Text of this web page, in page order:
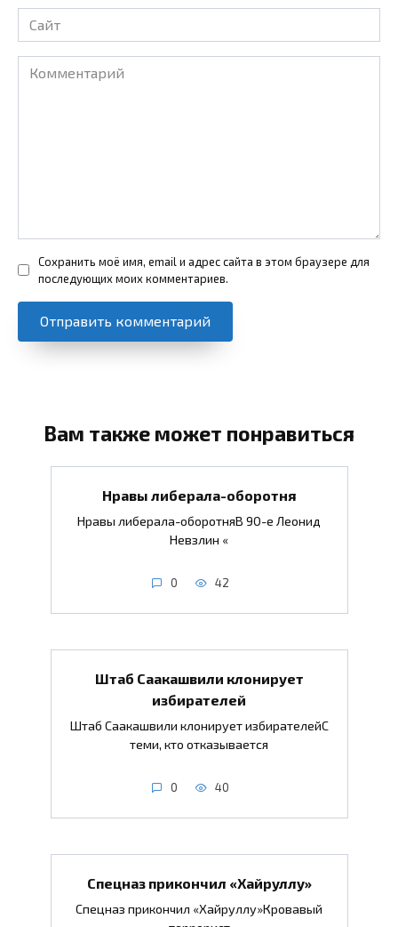
Сайт
Комментарий
Сохранить моё имя, email и адрес сайта в этом браузере для
последующих моих комментариев.
Вам также может понравиться
Нравы либерала-оборотня
Нравы либерала-оборотняВ 90-е Леонид
Невзлин «
0 42
Штаб Саакашвили клонирует
избирателей
Штаб Саакашвили клонирует избирателейС
теми, кто отказывается
0 40
Спецназ прикончил «Хайруллу»
Спецназ прикончил «Хайруллу»Кровавый